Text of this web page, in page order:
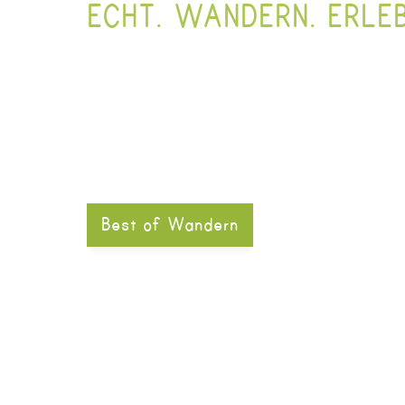
ECHT. WANDERN.
Best of Wandern